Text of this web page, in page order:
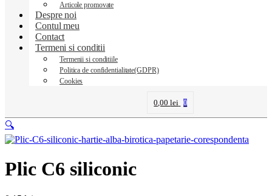
Articole promovate
Despre noi
Contul meu
Contact
Termeni si conditii
Termenii si conditiile
Politica de confidentialitate(GDPR)
Cookies
0,00lei 0
🔍
Plic C6 siliconic